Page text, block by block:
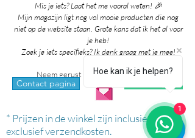
Mis je iets? Laat het me vooral weten! 🎉
Mijn magazijn ligt nog vol mooie producten die nog
niet op de website staan. Grote kans dat ik het al voor
je heb!
Zoek je iets specifieks? Ik denk graag met je mee!
Neem gerust contact met me op via:
Contact pagina
* Prijzen in de winkel zijn inclusief btw en
exclusief verzendkosten.
Hoe kan ik je helpen?
1